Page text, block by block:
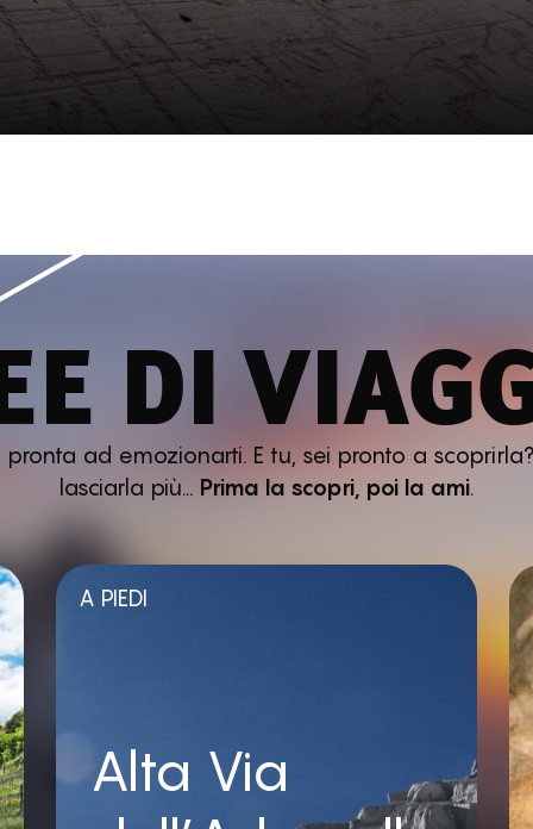
DI
ad emozionarti. E tu, sei pronto a
lasciarla più… Prima la scopri, poi la ami.
A PIEDI
Alta Via